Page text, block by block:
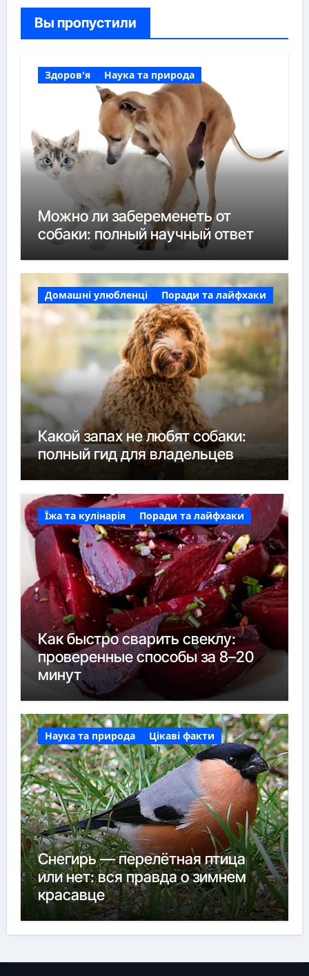
Вы пропустили
Здоров'я Наука та природа
Можно ли забеременеть от
собаки: полный научный ответ
Домашні улюбленці Поради та лайфхаки
Какой запах не любят собаки:
полный гид для владельцев
Їжа та кулінарія Поради та лайфхаки
Как быстро сварить свеклу:
проверенные способы за 8–20
минут
Наука та природа Цікаві факти
Снегирь — перелётная птица
или нет: вся правда о зимнем
красавце